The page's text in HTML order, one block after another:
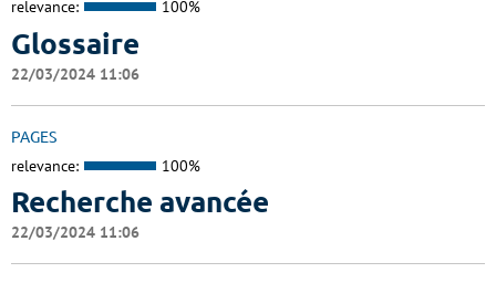
relevance: 100%
Glossaire
22/03/2024 11:06
PAGES
relevance: 100%
Recherche avancée
22/03/2024 11:06